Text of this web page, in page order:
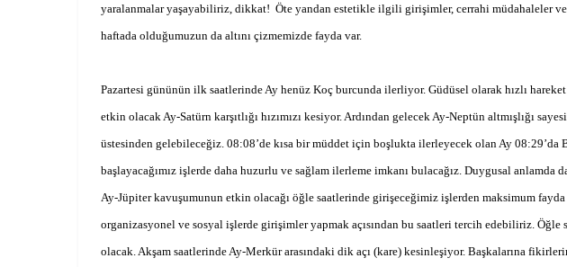
yaralanmalar yaşayabiliriz, dikkat! Öte yandan estetikle ilgili girişimler, cerrahi müdahaleler
haftada olduğumuzun da altını çizmemizde fayda var.
Pazartesi gününün ilk saatlerinde Ay henüz Koç burcunda ilerliyor. Güdüsel olarak hızlı
etkin olacak Ay-Satürn karşıtlığı hızımızı kesiyor. Ardından gelecek Ay-Neptün altmışlığı
üstesinden gelebileceğiz. 08:08’de kısa bir müddet için boşlukta ilerleyecek olan Ay 08:29’da
başlayacağımız işlerde daha huzurlu ve sağlam ilerleme imkanı bulacağız. Duygusal anlamda
Ay-Jüpiter kavuşumunun etkin olacağı öğle saatlerinde girişeceğimiz işlerden maksimum
organizasyonel ve sosyal işlerde girişimler yapmak açısından bu saatleri tercih edebiliriz.
olacak. Akşam saatlerinde Ay-Merkür arasındaki dik açı (kare) kesinleşiyor. Başkalarına